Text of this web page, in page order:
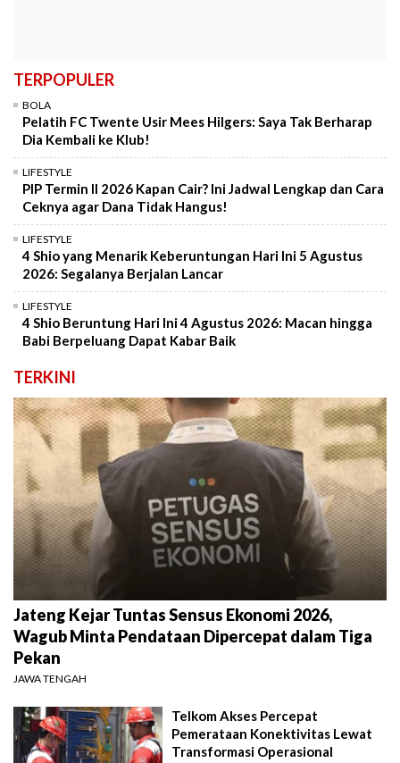
TERPOPULER
BOLA
Pelatih FC Twente Usir Mees Hilgers: Saya Tak Berharap
Dia Kembali ke Klub!
LIFESTYLE
PIP Termin II 2026 Kapan Cair? Ini Jadwal Lengkap dan Cara
Ceknya agar Dana Tidak Hangus!
LIFESTYLE
4 Shio yang Menarik Keberuntungan Hari Ini 5 Agustus
2026: Segalanya Berjalan Lancar
LIFESTYLE
4 Shio Beruntung Hari Ini 4 Agustus 2026: Macan hingga
Babi Berpeluang Dapat Kabar Baik
TERKINI
Jateng Kejar Tuntas Sensus Ekonomi 2026,
Wagub Minta Pendataan Dipercepat dalam Tiga
Pekan
JAWA TENGAH
Telkom Akses Percepat
Pemerataan Konektivitas Lewat
Transformasi Operasional